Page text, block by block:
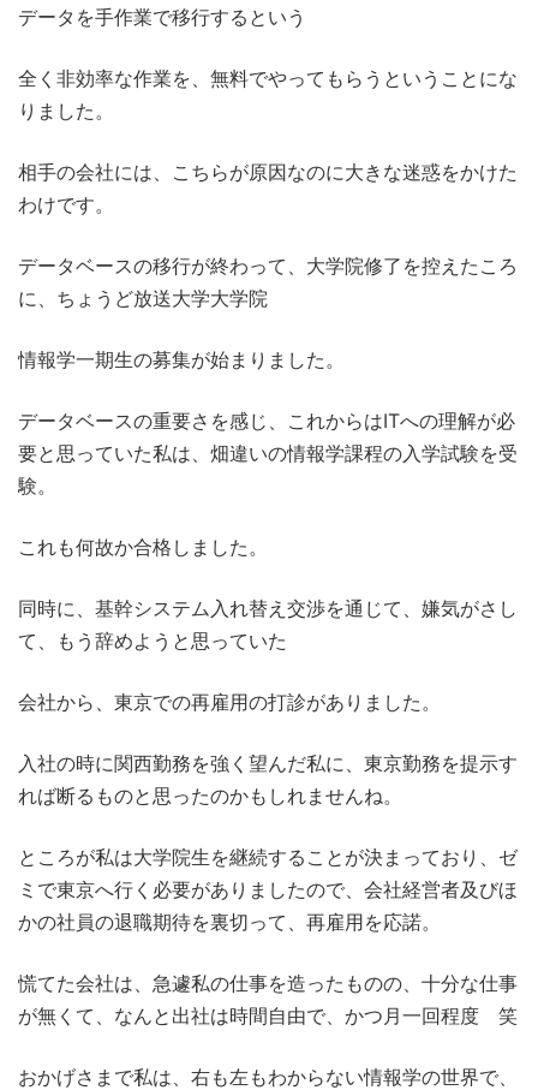
データを手作業で移行するという
全く非効率な作業を、無料でやってもらうということにな
りました。
相手の会社には、こちらが原因なのに大きな迷惑をかけた
わけです。
データベースの移行が終わって、大学院修了を控えたころ
に、ちょうど放送大学大学院
情報学一期生の募集が始まりました。
データベースの重要さを感じ、これからはITへの理解が必
要と思っていた私は、畑違いの情報学課程の入学試験を受
験。
これも何故か合格しました。
同時に、基幹システム入れ替え交渉を通じて、嫌気がさし
て、もう辞めようと思っていた
会社から、東京での再雇用の打診がありました。
入社の時に関西勤務を強く望んだ私に、東京勤務を提示す
れば断るものと思ったのかもしれませんね。
ところが私は大学院生を継続することが決まっており、ゼ
ミで東京へ行く必要がありましたので、会社経営者及びほ
かの社員の退職期待を裏切って、再雇用を応諾。
慌てた会社は、急遽私の仕事を造ったものの、十分な仕事
が無くて、なんと出社は時間自由で、かつ月一回程度 笑
おかげさまで私は、右も左もわからない情報学の世界で、